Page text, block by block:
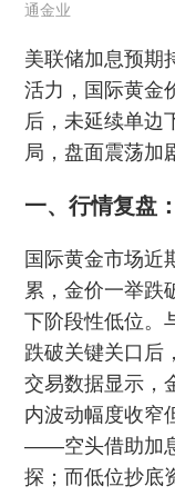
通金业
美联储加息预期
活力，国际黄金
后，未延续单边
局，盘面震荡加
一、行情复盘
国际黄金市场近
累，金价一举跌
下阶段性低位。
跌破关键关口后
交易数据显示，
内波动幅度收窄
——空头借助加
探；而低位抄底